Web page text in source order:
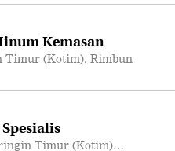
Kemasan
Timur (Kotim), Rimbun
Timur (Kotim)…